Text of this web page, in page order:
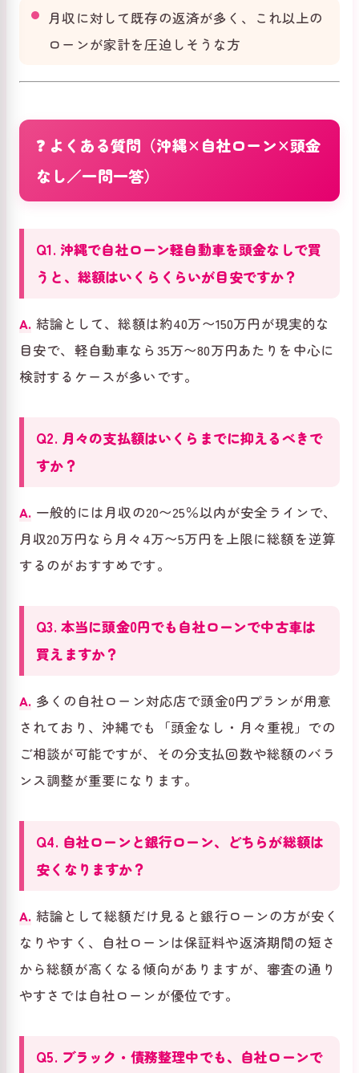
月収に対して既存の返済が多く、これ以上の
ローンが家計を圧迫しそうな方
❓ よくある質問（沖縄×自社ローン×頭金
なし／一問一答）
Q1. 沖縄で自社ローン軽自動車を頭金なしで買
うと、総額はいくらくらいが目安ですか？
A. 結論として、総額は約40万〜150万円が現実的な
目安で、軽自動車なら35万〜80万円あたりを中心に
検討するケースが多いです。
Q2. 月々の支払額はいくらまでに抑えるべきで
すか？
A. 一般的には月収の20〜25％以内が安全ラインで、
月収20万円なら月々4万〜5万円を上限に総額を逆算
するのがおすすめです。
Q3. 本当に頭金0円でも自社ローンで中古車は
買えますか？
A. 多くの自社ローン対応店で頭金0円プランが用意
されており、沖縄でも「頭金なし・月々重視」での
ご相談が可能ですが、その分支払回数や総額のバラ
ンス調整が重要になります。
Q4. 自社ローンと銀行ローン、どちらが総額は
安くなりますか？
A. 結論として総額だけ見ると銀行ローンの方が安く
なりやすく、自社ローンは保証料や返済期間の短さ
から総額が高くなる傾向がありますが、審査の通り
やすさでは自社ローンが優位です。
Q5. ブラック・債務整理中でも、自社ローンで